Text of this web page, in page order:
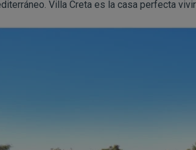
Villa Creta es la casa perfecta